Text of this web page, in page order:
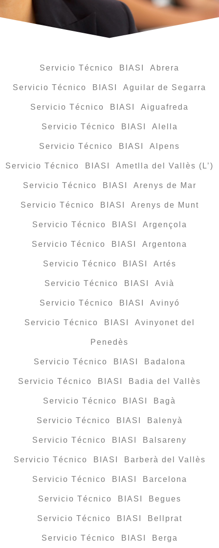
Servicio Técnico BIASI Abrera
Servicio Técnico BIASI Aguilar de Segarra
Servicio Técnico BIASI Aiguafreda
Servicio Técnico BIASI Alella
Servicio Técnico BIASI Alpens
Servicio Técnico BIASI Ametlla del Vallès (L’)
Servicio Técnico BIASI Arenys de Mar
Servicio Técnico BIASI Arenys de Munt
Servicio Técnico BIASI Argençola
Servicio Técnico BIASI Argentona
Servicio Técnico BIASI Artés
Servicio Técnico BIASI Avià
Servicio Técnico BIASI Avinyó
Servicio Técnico BIASI Avinyonet del
Penedès
Servicio Técnico BIASI Badalona
Servicio Técnico BIASI Badia del Vallès
Servicio Técnico BIASI Bagà
Servicio Técnico BIASI Balenyà
Servicio Técnico BIASI Balsareny
Servicio Técnico BIASI Barberà del Vallès
Servicio Técnico BIASI Barcelona
Servicio Técnico BIASI Begues
Servicio Técnico BIASI Bellprat
Servicio Técnico BIASI Berga